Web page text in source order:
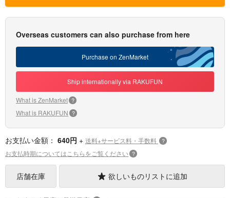
Overseas customers can also purchase from here
Purchase on ZenMarket
Ship internationally via RAKUFUN
What is ZenMarket ?
What is RAKUFUN ?
お支払い金額： 640円 + 送料+サービス料・手数料 ?
お支払時期についてはこちらをご覧ください ?
店舗在庫 欲しいものリストに追加